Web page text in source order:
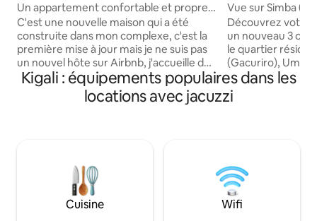
Un appartement confortable et propre
+ transport aller-retour
C'est une nouvelle maison qui a été
construite dans mon complexe, c'est la
première mise à jour mais je ne suis pas
un nouvel hôte sur Airbnb, j'accueille des
gens depuis de nombreuses années. Il
s'agit d'une chambre, d'un salon et d'une
salle de bain. C'est une maison dans la
Endroit propre et bons voisins. Pour la
prise en charge et le dépôt, vous devrez
payer 15 $ pour ce service particulier. Il y
a des frais supplémentaires pour les
Vue sur Simba
Découvrez votre
un nouveau 3
le quartier
(Gacuriro),
de l'aéroport, à 7
centre des
10 minutes à
une télévision
télévision par
Internet rapide. Il est situé sur une route
goudronnée
Kigali : équipements populaires dans les
locations avec jacuzzi
Cuisine Wifi